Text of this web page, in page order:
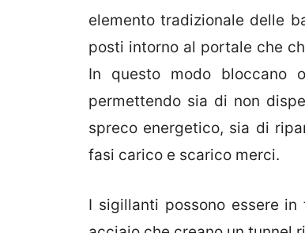
elemento tradizionale delle
posti intorno al portale che
In questo modo bloccano
permettendo sia di non
spreco energetico, sia di
fasi carico e scarico merci.
I sigillanti possono essere